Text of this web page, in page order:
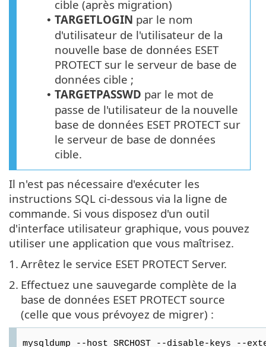
cible (après migration)
• TARGETLOGIN par le nom
d'utilisateur de l'utilisateur de la
nouvelle base de données ESET
PROTECTsur le serveur de base de
données cible ;
• TARGETPASSWD par le mot de
passe de l'utilisateur de la nouvelle
base de données ESET PROTECT sur
le serveur de base de données
cible.
Il n'est pas nécessaire d'exécuter les
instructions SQL ci-dessous via la ligne de
commande. Si vous disposez d'un outil
d'interface utilisateur graphique, vous pouvez
utiliser une application que vous maîtrisez.
1. Arrêtez le service ESET PROTECT Server.
2. Effectuez une sauvegarde complète de la
base de données ESET PROTECT source
(celle que vous prévoyez de migrer) :
mysqldump --host SRCHOST --disable-keys --